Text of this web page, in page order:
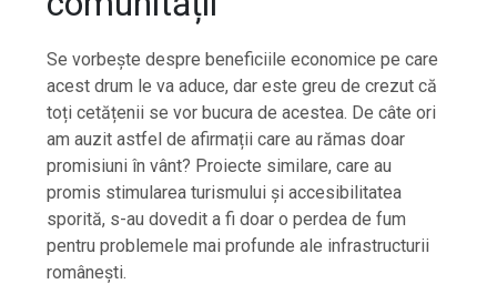
Se vorbește despre beneficiile economice pe care
acest drum le va aduce, dar este greu de crezut că
toți cetățenii se vor bucura de acestea. De câte ori
am auzit astfel de afirmații care au rămas doar
promisiuni în vânt? Proiecte similare, care au
promis stimularea turismului și accesibilitatea
sporită, s-au dovedit a fi doar o perdea de fum
pentru problemele mai profunde ale infrastructurii
românești.